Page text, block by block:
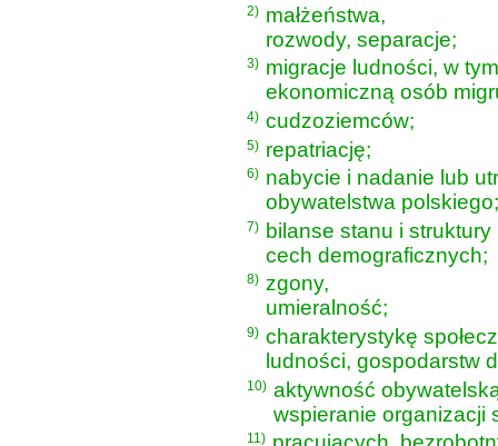
2) małżeństwa,
rozwody, separacje;
3) migracje ludności, w
ekonomiczną osób
4) cudzoziemców;
5) repatriację;
6) nabycie i nadanie lub
obywatelstwa polskiego;
7) bilanse stanu i struktury
cech demograficznych;
8) zgony,
umieralność;
9) charakterystykę
ludności, gospodarstw
10) aktywność
wspieranie organizacji
11)